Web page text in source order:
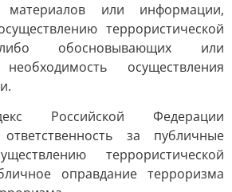
материалов или информации,
террористической
либо обосновывающих или
осуществления
Российской Федерации
ответственность за публичные
террористической
оправдание терроризма